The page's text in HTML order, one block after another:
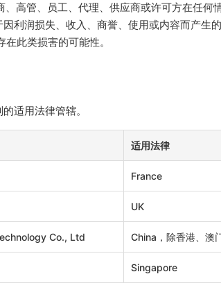
高管、员工、代理、供应商或许可方在任
利润损失、收入、商誉、使用或内容而产生
此类损害的可能性。
适用法律管辖。
适用法律
France
UK
Co., Ltd China，除香港、澳
Singapore